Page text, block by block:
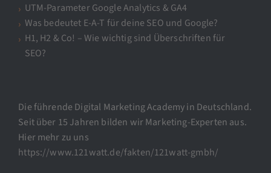
UTM-Parameter Google Analytics & GA4
Was bedeutet E-A-T für deine SEO und Google?
H1, H2 & Co! – Wie wichtig sind Überschriften für
SEO?
Die führende Digital Marketing Academy in Deutschland.
Seit über 15 Jahren bilden wir Marketing-Experten aus.
Hier mehr zu uns
https://www.121watt.de/fakten/121watt-gmbh/